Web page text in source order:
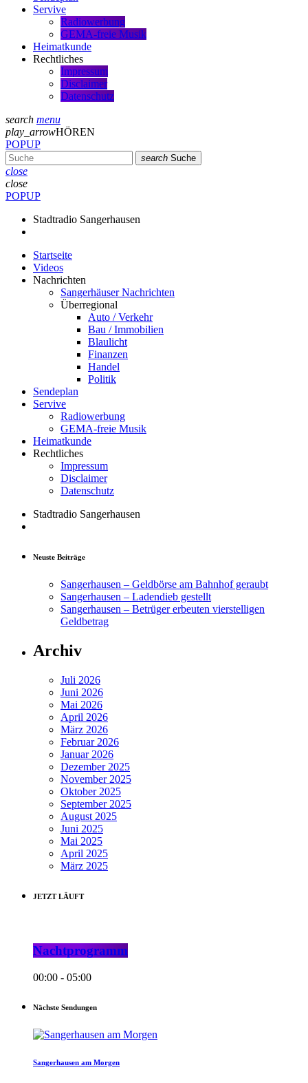
Servive
Radiowerbung
GEMA-freie Musik
Heimatkunde
Rechtliches
Impressum
Disclaimer
Datenschutz
search menu
play_arrowHÖREN
POPUP
search Suche
close
close
POPUP
Stadtradio Sangerhausen
Startseite
Videos
Nachrichten
Sangerhäuser Nachrichten
Überregional
Auto / Verkehr
Bau / Immobilien
Blaulicht
Finanzen
Handel
Politik
Sendeplan
Servive
Radiowerbung
GEMA-freie Musik
Heimatkunde
Rechtliches
Impressum
Disclaimer
Datenschutz
Stadtradio Sangerhausen
Neuste Beiträge
Sangerhausen – Geldbörse am Bahnhof geraubt
Sangerhausen – Ladendieb gestellt
Sangerhausen – Betrüger erbeuten vierstelligen
Geldbetrag
Archiv
Juli 2026
Juni 2026
Mai 2026
April 2026
März 2026
Februar 2026
Januar 2026
Dezember 2025
November 2025
Oktober 2025
September 2025
August 2025
Juni 2025
Mai 2025
April 2025
März 2025
JETZT LÄUFT
Nachtprogramm
00:00 - 05:00
Nächste Sendungen
Sangerhausen am Morgen